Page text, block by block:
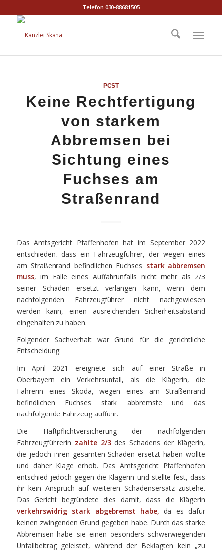
Telefon 030-88681505
POST
Keine Rechtfertigung
von starkem
Abbremsen bei
Sichtung eines
Fuchses am
Straßenrand
Das Amtsgericht Pfaffenhofen hat im September 2022
entschieden, dass ein Fahrzeugführer, der wegen eines
am Straßenrand befindlichen Fuchses stark abbremsen
muss, im Falle eines Auffahrunfalls nicht mehr als 2/3
seiner Schäden ersetzt verlangen kann, wenn dem
nachfolgenden Fahrzeugführer nicht nachgewiesen
werden kann, einen ausreichenden Sicherheitsabstand
eingehalten zu haben.
Folgender Sachverhalt war Grund für die gerichtliche
Entscheidung:
Im April 2021 ereignete sich auf einer Straße in
Oberbayern ein Verkehrsunfall, als die Klägerin, die
Fahrerin eines Skoda, wegen eines am Straßenrand
befindlichen Fuchses stark abbremste und das
nachfolgende Fahrzeug auffuhr.
Die Haftpflichtversicherung der nachfolgenden
Fahrzeugführerin zahlte 2/3des Schadens der Klägerin,
die jedoch ihren gesamten Schaden ersetzt haben wollte
und daher Klage erhob. Das Amtsgericht Pfaffenhofen
entschied jedoch gegen die Klägerin und stellte fest, dass
ihr kein Anspruch auf weiteren Schadensersatz zustehe.
Das Gericht begründete dies damit, dass die Klägerin
verkehrswidrig stark abgebremst habe, da es dafür
keinen zwingenden Grund gegeben habe. Durch das starke
Abbremsen habe sie einen besonders schwerwiegenden
Unfallbeitrag geleistet, während der Beklagten kein „zu